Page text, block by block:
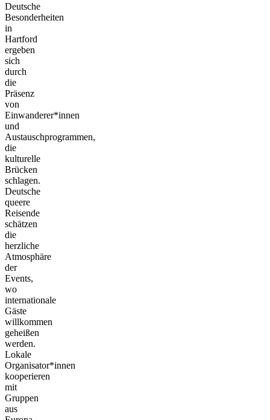
Deutsche
Besonderheiten
in
Hartford
ergeben
sich
durch
die
Präsenz
von
Einwanderer*innen
und
Austauschprogrammen,
die
kulturelle
Brücken
schlagen.
Deutsche
queere
Reisende
schätzen
die
herzliche
Atmosphäre
der
Events,
wo
internationale
Gäste
willkommen
geheißen
werden.
Lokale
Organisator*innen
kooperieren
mit
Gruppen
aus